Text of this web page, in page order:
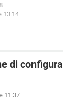
13:14
di
11:37